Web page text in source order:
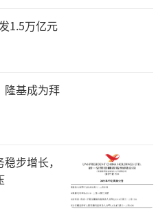
的原材料主要通过直接
得。由于奶粉价格受自
控制成本的挑战。
，李子园还在推进植物
量水两个新系列。李子
推出植物蛋白系列饮
加营养素水、植物饮料
1.5万亿元
隆基成为拜
步增长，